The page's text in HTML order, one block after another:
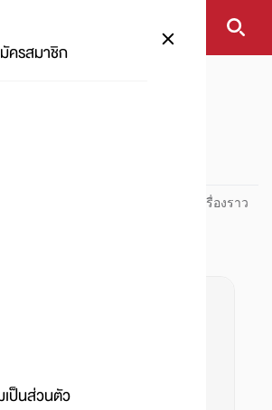
ครสมาชิก
ป็นส่วนตัว
ด้านโปรโมชัน อัปเดตและติดตามทุกเรื่องราว